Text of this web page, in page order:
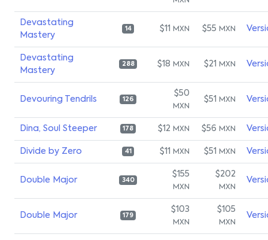
Devastating
Mastery
14 $11 MXN $55 MXN
Devastating
Mastery
288 $18 MXN $21 MXN
Devouring Tendrils 126
$50
MXN
$51 MXN
Dina, Soul Steeper 178 $12 MXN $56 MXN
Divide by Zero 41 $11 MXN $51 MXN
Double Major 340
$155
MXN
$202
MXN
Double Major 179
$103
MXN
$105
MXN